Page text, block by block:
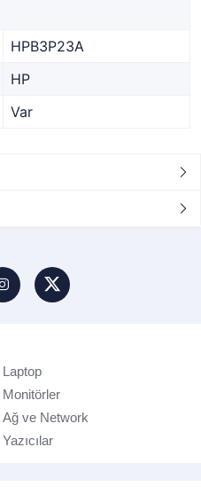
HPB3P23A
HP
Var
Laptop
Monitörler
Ağ ve Network
Yazıcılar